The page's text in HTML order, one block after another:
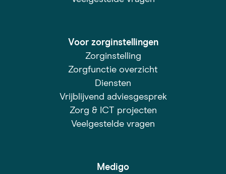
Voor zorginstellingen
Zorginstelling
Zorgfunctie overzicht
Diensten
Vrijblijvend adviesgesprek
Zorg & ICT projecten
Veelgestelde vragen
Medigo